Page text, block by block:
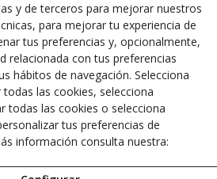
y de terceros para mejorar nuestros
para mejorar tu experiencia de
tus preferencias y, opcionalmente,
relacionada con tus preferencias
hábitos de navegación. Selecciona
todas las cookies, selecciona
todas las cookies o selecciona
tus preferencias de
información consulta nuestra: